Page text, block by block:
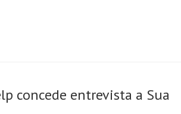
concede entrevista a Sua